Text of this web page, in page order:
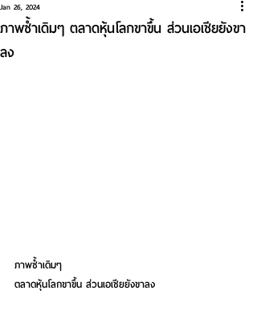
ภาพซ้ำเดิมๆ ตลาดหุ้นโลกขาขึ้น ส่วนเอเชียยังขา
ลง
Jan 26, 2024
ภาพซ้ำเดิมๆ
ตลาดหุ้นโลกขาขึ้น ส่วนเอเชียยังขาลง